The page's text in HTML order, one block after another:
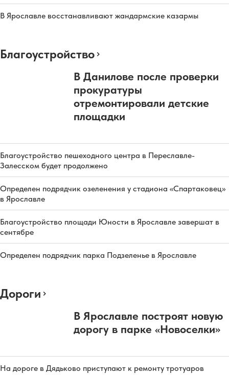
В Ярославле восстанавливают жандармские казармы
Благоустройство
В Данилове после проверки
прокуратуры
отремонтировали детские
площадки
Благоустройство пешеходного центра в Переславле-
Залесском будет продолжено
Определен подрядчик озеленения у стадиона «Спартаковец»
в Ярославле
Благоустройство площади Юности в Ярославле завершат в
сентябре
Определен подрядчик парка Подзеленье в Ярославле
Дороги
В Ярославле построят новую
дорогу в парке «Новоселки»
На дороге в Дядьково приступают к ремонту тротуаров